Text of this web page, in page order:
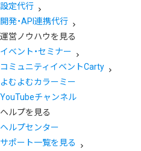
設定代行
開発・API連携代行
運営ノウハウを見る
イベント・セミナー
コミュニティイベントCarty
よむよむカラーミー
YouTubeチャンネル
ヘルプを見る
ヘルプセンター
サポート一覧を見る